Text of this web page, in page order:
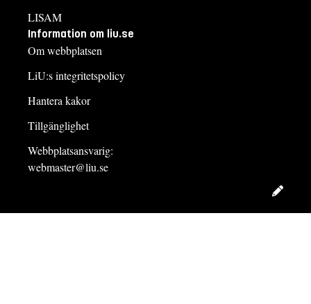
LISAM
Information om liu.se
Om webbplatsen
LiU:s integritetspolicy
Hantera kakor
Tillgänglighet
Webbplatsansvarig:
webmaster@liu.se